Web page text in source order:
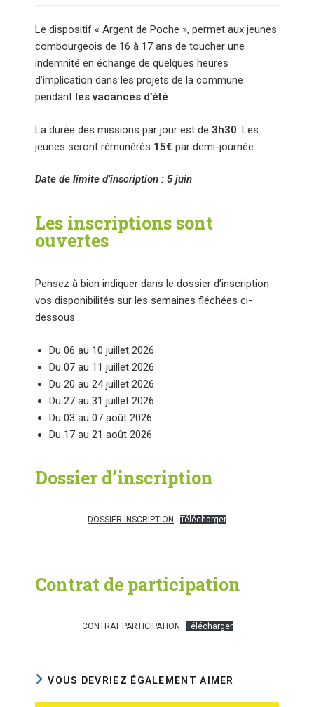
Le dispositif « Argent de Poche », permet aux jeunes
combourgeois de 16 à 17 ans de toucher une
indemnité en échange de quelques heures
d’implication dans les projets de la commune
pendant les vacances d’été.
La durée des missions par jour est de 3h30 . Les
jeunes seront rémunérés 15€ par demi-journée.
Date de limite d’inscription : 5 juin
Les inscriptions sont
ouvertes
Pensez à bien indiquer dans le dossier d’inscription
vos disponibilités sur les semaines fléchées ci-
dessous :
Du 06 au 10 juillet 2026
Du 07 au 11 juillet 2026
Du 20 au 24 juillet 2026
Du 27 au 31 juillet 2026
Du 03 au 07 août 2026
Du 17 au 21 août 2026
Dossier d’inscription
DOSSIER INSCRIPTION Télécharger
Contrat de participation
CONTRAT PARTICIPATION Télécharger
VOUS DEVRIEZ ÉGALEMENT AIMER